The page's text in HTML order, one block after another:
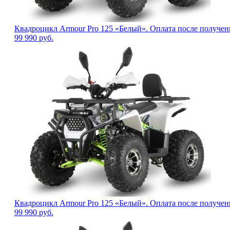
Квадроцикл Armour Pro 125 «Белый». Оплата после
99 990 руб.
Квадроцикл Armour Pro 125 «Белый». Оплата после
99 990 руб.